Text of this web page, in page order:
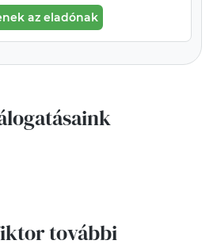
az eladónak
további